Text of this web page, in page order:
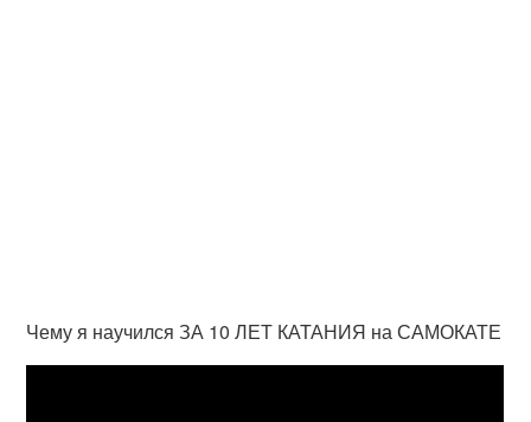
Чему я научился ЗА 10 ЛЕТ КАТАНИЯ на САМОКАТЕ